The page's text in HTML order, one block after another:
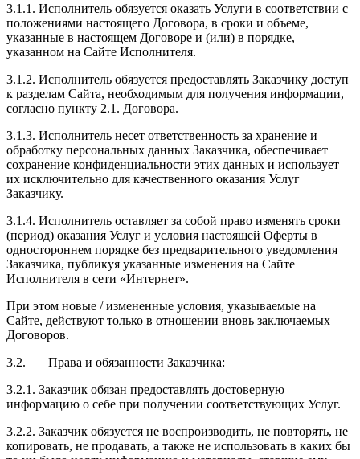
3.1.1. Исполнитель обязуется оказать Услуги в соответствии с
положениями настоящего Договора, в сроки и объеме,
указанные в настоящем Договоре и (или) в порядке,
указанном на Сайте Исполнителя.
3.1.2. Исполнитель обязуется предоставлять Заказчику доступ
к разделам Сайта, необходимым для получения информации,
согласно пункту 2.1. Договора.
3.1.3. Исполнитель несет ответственность за хранение и
обработку персональных данных Заказчика, обеспечивает
сохранение конфиденциальности этих данных и использует
их исключительно для качественного оказания Услуг
Заказчику.
3.1.4. Исполнитель оставляет за собой право изменять сроки
(период) оказания Услуг и условия настоящей Оферты в
одностороннем порядке без предварительного уведомления
Заказчика, публикуя указанные изменения на Сайте
Исполнителя в сети «Интернет».
При этом новые / измененные условия, указываемые на
Сайте, действуют только в отношении вновь заключаемых
Договоров.
3.2. Права и обязанности Заказчика:
3.2.1. Заказчик обязан предоставлять достоверную
информацию о себе при получении соответствующих Услуг.
3.2.2. Заказчик обязуется не воспроизводить, не повторять, не
копировать, не продавать, а также не использовать в каких бы